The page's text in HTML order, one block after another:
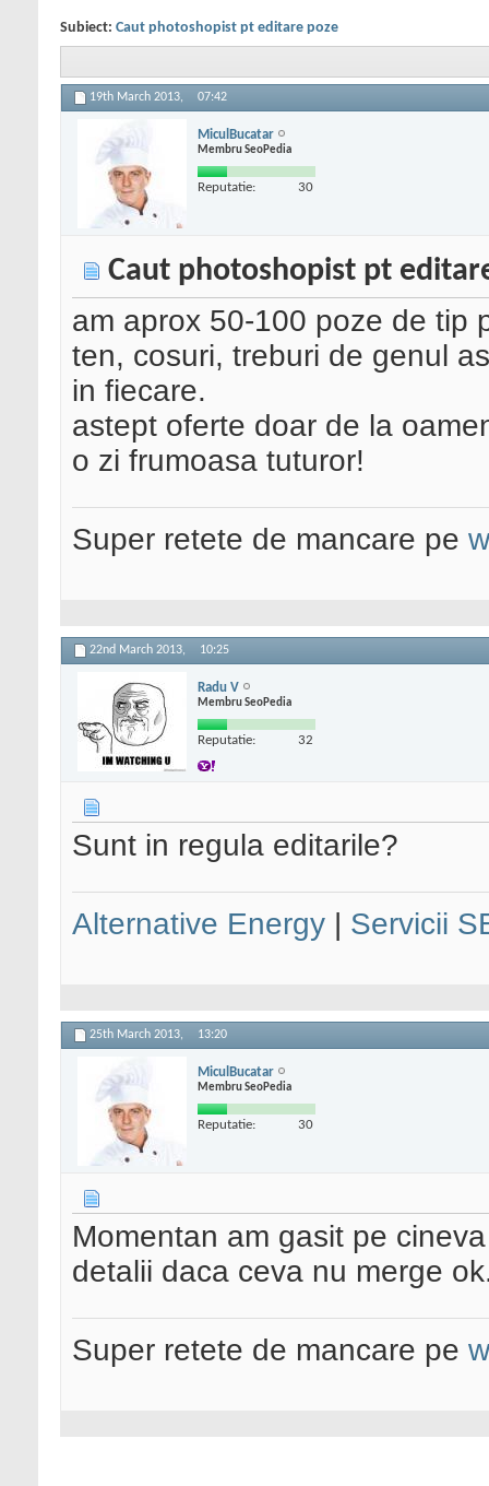
Subiect: Caut photoshopist pt editare poze
19th March 2013, 07:42
MiculBucatar
Membru SeoPedia
Reputatie: 30
Caut photoshopist pt
am aprox 50-100 poze de tip
ten, cosuri, treburi de genul
in fiecare.
astept oferte doar de la
o zi frumoasa tuturor!
Super retete de mancare pe
22nd March 2013, 10:25
Radu V
Membru SeoPedia
Reputatie: 32
Sunt in regula editarile?
Alternative Energy Servicii
25th March 2013, 13:20
MiculBucatar
Membru SeoPedia
Reputatie: 30
Momentan am gasit pe
detalii daca ceva nu merge
Super retete de mancare pe